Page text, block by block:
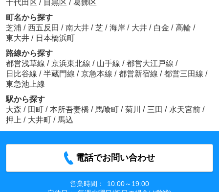
千代田区 / 目黒区 / 葛飾区
町名から探す
芝浦 / 西五反田 / 南大井 / 芝 / 海岸 / 大井 / 白金 / 高輪 /
東大井 / 日本橋浜町
路線から探す
都営浅草線 / 京浜東北線 / 山手線 / 都営大江戸線 /
日比谷線 / 半蔵門線 / 京急本線 / 都営新宿線 / 都営三田線 /
東急池上線
駅から探す
大森 / 田町 / 本所吾妻橋 / 馬喰町 / 菊川 / 三田 / 水天宮前 /
押上 / 大井町 / 馬込
電話でお問い合わせ
営業時間：
10:00～19:00